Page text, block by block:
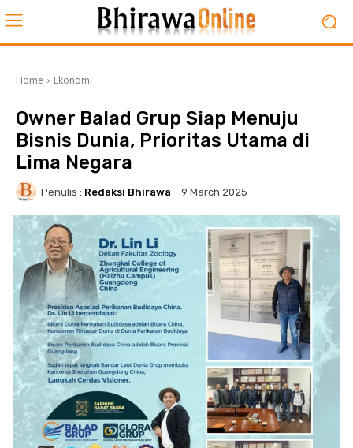
Home Ekonomi
Owner Balad Grup Siap Menuju
Bisnis Dunia, Prioritas Utama di
Lima Negara
Penulis : Redaksi Bhirawa 9 March 2025